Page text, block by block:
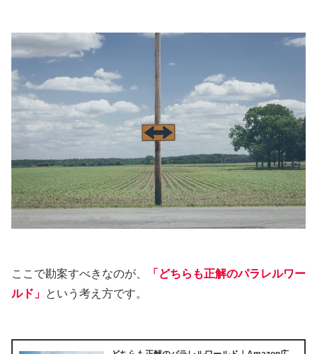
ここで勘案すべきなのが、
「どちらも正解のパラレルワー
ルド」 という考え方です。